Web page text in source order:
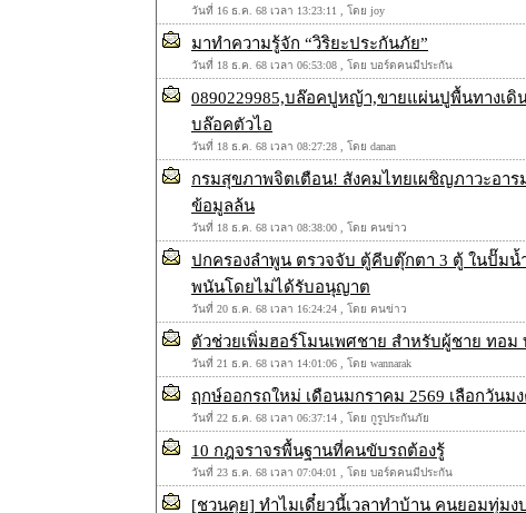
วันที่ 16 ธ.ค. 68 เวลา 13:23:11 , โดย joy
มาทำความรู้จัก “วิริยะประกันภัย”
วันที่ 18 ธ.ค. 68 เวลา 06:53:08 , โดย บอร์ดคนมีประกัน
0890229985,บล๊อคปูหญ้า,ขายแผ่นปูพื้นทางเ
บล๊อคตัวไอ
วันที่ 18 ธ.ค. 68 เวลา 08:27:28 , โดย danan
กรมสุขภาพจิตเตือน! สังคมไทยเผชิญภาวะอา
ข้อมูลล้น
วันที่ 18 ธ.ค. 68 เวลา 08:38:00 , โดย คนข่าว
ปกครองลำพูน ตรวจจับ ตู้คีบตุ๊กตา 3 ตู้ ในปั๊มน้
พนันโดยไม่ได้รับอนุญาต
วันที่ 20 ธ.ค. 68 เวลา 16:24:24 , โดย คนข่าว
ตัวช่วยเพิ่มฮอร์โมนเพศชาย สำหรับผู้ชาย ทอม
วันที่ 21 ธ.ค. 68 เวลา 14:01:06 , โดย wannarak
ฤกษ์ออกรถใหม่ เดือนมกราคม 2569 เลือกวันม
วันที่ 22 ธ.ค. 68 เวลา 06:37:14 , โดย กูรูประกันภัย
10 กฎจราจรพื้นฐานที่คนขับรถต้องรู้
วันที่ 23 ธ.ค. 68 เวลา 07:04:01 , โดย บอร์ดคนมีประกัน
[ชวนคุย] ทำไมเดี๋ยวนี้เวลาทำบ้าน คนยอมทุ่มง